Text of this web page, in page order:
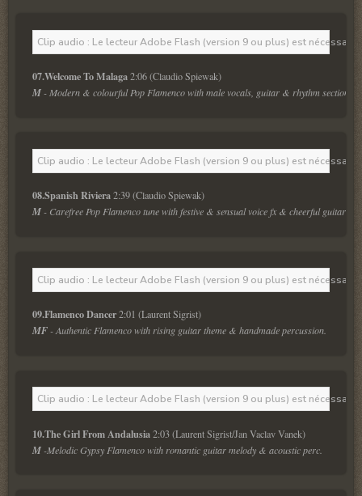
Clip audio : Le lecteur Adobe Flash (version 9 ou plus) est
07.Welcome To Malaga 2:06 (Claudio Spiewak)
M - Modern & colourful Pop Flamenco with male vocals, guitar & rhythm section.
Clip audio : Le lecteur Adobe Flash (version 9 ou plus) est
08.Spanish Riviera 2:39 (Claudio Spiewak)
M - Carefree Pop Flamenco tune with festive & sensual voice fx & cheerful guitars.
Clip audio : Le lecteur Adobe Flash (version 9 ou plus) est
09.Flamenco Dancer 2:01 (Laurent Sigrist)
MF - Authentic Flamenco with rising guitar theme & handmade percussion.
Clip audio : Le lecteur Adobe Flash (version 9 ou plus) est
10.The Girl From Andalusia 2:03 (Laurent Sigrist/Jan Vaclav Vanek)
M -Melodic Gypsy Flamenco with romantic guitar melody & acoustic perc.